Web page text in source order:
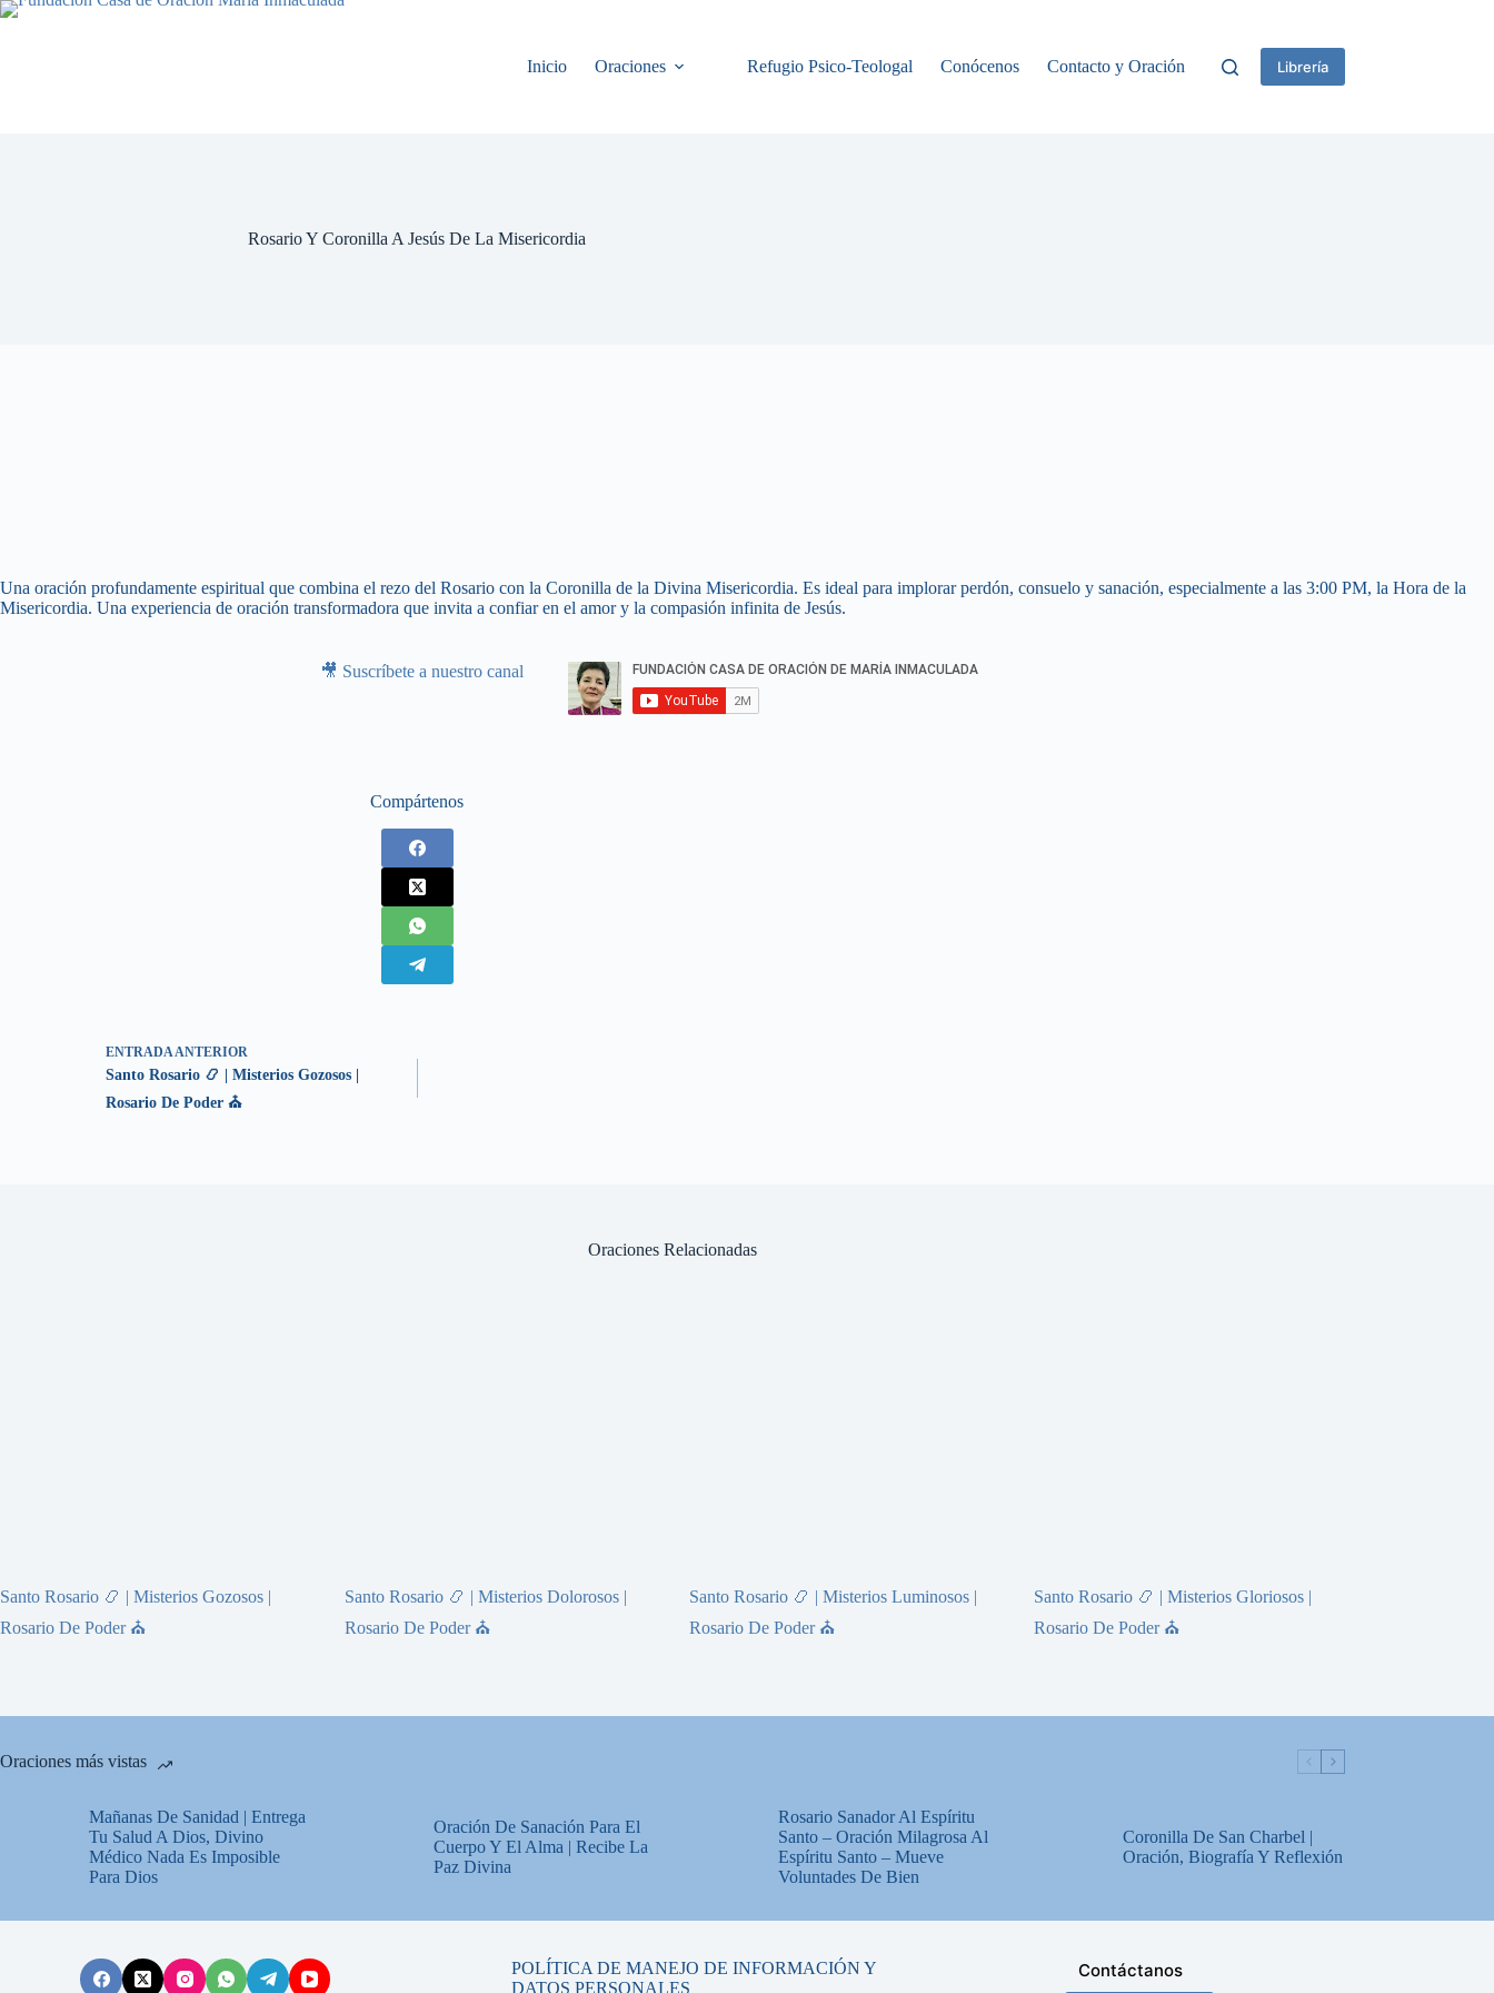
Saltar
Inicio
Oraciones Refugio Psico-Teologal Conócenos Contacto y Oración Librería
Rosario Y Coronilla A Jesús De La Misericordia
Una oración profundamente espiritual que combina el rezo del Rosario con la Coronilla de la Divina Misericordia. Es ideal para implorar perdón, consuelo y sanación, especialmente a las 3:00 PM, la Hora de la
Misericordia. Una experiencia de oración transformadora que invita a confiar en el amor y la compasión infinita de Jesús.
🎥 Suscríbete a nuestro canal
Compártenos
ENTRADA ANTERIOR
Santo Rosario 📿 | Misterios Gozosos |
Rosario De Poder ⛪
Oraciones Relacionadas
Santo Rosario 📿 | Misterios Gozosos |
Rosario De Poder ⛪
Santo Rosario 📿 | Misterios Dolorosos |
Rosario De Poder ⛪
Santo Rosario 📿 | Misterios Luminosos |
Rosario De Poder ⛪
Santo Rosario 📿 | Misterios Gloriosos |
Rosario De Poder ⛪
Oraciones más vistas
Mañanas De Sanidad | Entrega
Tu Salud A Dios, Divino
Médico Nada Es Imposible
Para Dios
Oración De Sanación Para El
Cuerpo Y El Alma | Recibe La
Paz Divina
Rosario Sanador Al Espíritu
Santo – Oración Milagrosa Al
Espíritu Santo – Mueve
Voluntades De Bien
Coronilla De San Charbel |
Oración, Biografía Y Reflexión
POLÍTICA DE MANEJO DE INFORMACIÓN Y
DATOS PERSONALES
Contáctanos